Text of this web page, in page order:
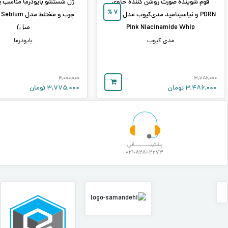
۷ %
فوم شوینده صورت روشن‌ کننده حاوی
PDRN و نیاسینامید مدی‌کیوب مدل PDRN
Pink Niacinamide Whip
مدی کیوب
۳,۷۸۶,۰۰۰
۳,۴۸۶,۰۰۰ تومان
ژل شستشو بایودرما
میل)
بایودرما
۴,۰۰۰,۰۰۰
۳,۷۷۵,۰۰۰ تومان